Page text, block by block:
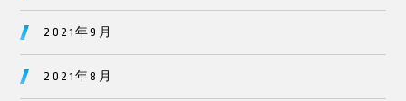
2021年9月
2021年8月